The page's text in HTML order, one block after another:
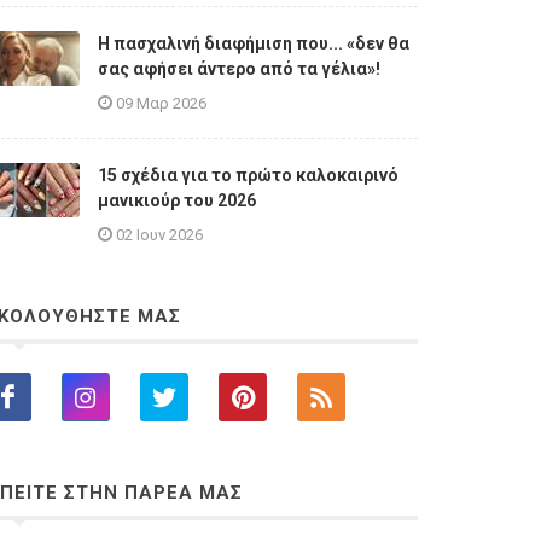
Η πασχαλινή διαφήμιση που... «δεν θα
σας αφήσει άντερο από τα γέλια»!
09 Μαρ 2026
15 σχέδια για το πρώτο καλοκαιρινό
μανικιούρ του 2026
02 Ιουν 2026
ΜΑΣ
ΣΤΗΝ ΠΑΡΕΑ ΜΑΣ